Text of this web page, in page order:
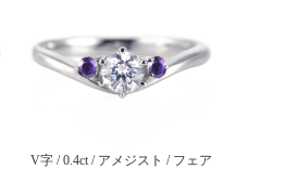
V字 / 0.4ct / アメジスト / フェア